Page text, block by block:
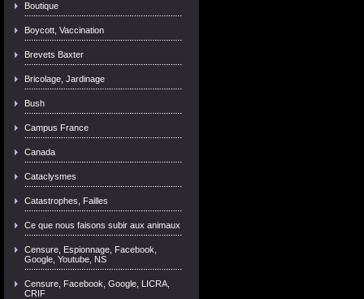
Boutique
Boycott, Vaccination
Brevets Baxter
Bricolage, Jardinage
Bush
Campus France
Canada
Cataclysmes
Catastrophes, Failles
Ce que nous faisons subir aux animaux
Censure, Espionnage, Facebook,
Google, Youtube, NS
Censure, Facebook, Google, LICRA,
CRIF